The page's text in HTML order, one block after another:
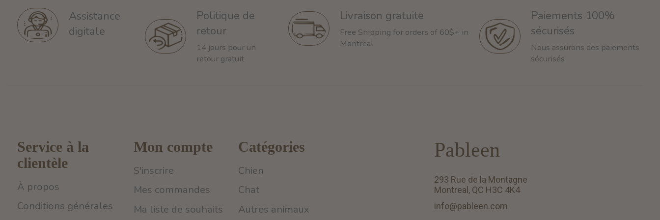
Assistance
digitale
Politique de
retour
14 jours pour un
retour gratuit
Livraison gratuite
Free Shipping for orders of 60$+ in
Montreal
Paiements 100%
sécurisés
Nous assurons des paiements
sécurisés
Service à la
clientèle
À propos
Conditions générales
Mon compte
S'inscrire
Mes commandes
Ma liste de souhaits
Catégories
Chien
Chat
Autres animaux
Pableen
293 Rue de la Montagne
Montreal, QC H3C 4K4
info@pableen.com